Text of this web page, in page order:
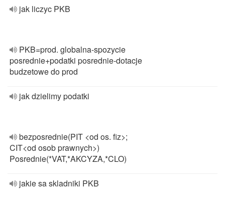
jak liczyc PKB
PKB=prod. globalna-spozycie
posrednie+podatki posrednie-dotacje
budzetowe do prod
jak dzielimy podatki
bezposrednie(PIT <od os. fiz>;
CIT<od osob prawnych>)
Posrednie(*VAT,*AKCYZA,*CLO)
jakie sa skladniki PKB